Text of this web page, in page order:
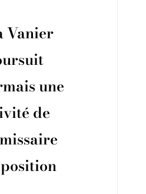
Vanier
une
de